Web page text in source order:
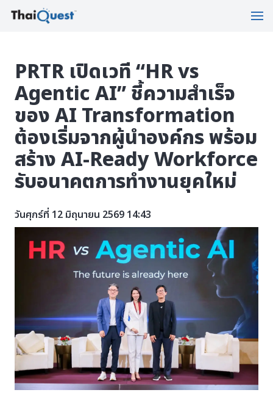
PRTR เปิดเวที “HR vs
Agentic AI” ชี้ความสำเร็จ
ของ AI Transformation
ต้องเริ่มจากผู้นำองค์กร พร้อม
สร้าง AI-Ready Workforce
รับอนาคตการทำงานยุคใหม่
วันศุกร์ที่ 12 มิถุนายน 2569 14:43